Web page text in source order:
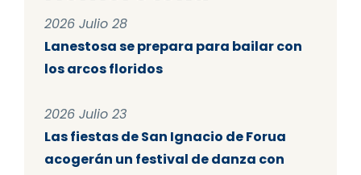
2026 Julio 28
Lanestosa se prepara para bailar con
los arcos floridos
2026 Julio 23
Las fiestas de San Ignacio de Forua
acogerán un festival de danza con